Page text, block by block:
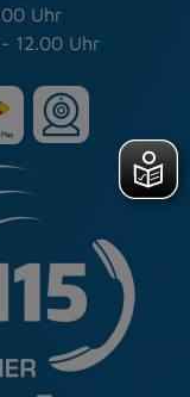
Uhr
12.00 Uhr